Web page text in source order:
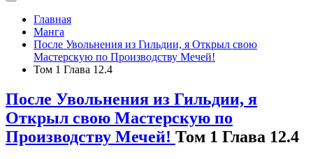
Главная
Манга
После Увольнения из Гильдии, я Открыл свою
Мастерскую по Производству Мечей!
Том 1 Глава 12.4
После Увольнения из Гильдии, я
Открыл свою Мастерскую по
Производству Мечей! Том 1 Глава 12.4